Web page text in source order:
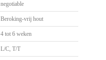
negotiable
Beroking-vrij hout
4 tot 6 weken
L/C, T/T